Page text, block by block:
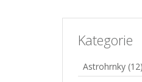
Kategorie
Astrohrnky (12)